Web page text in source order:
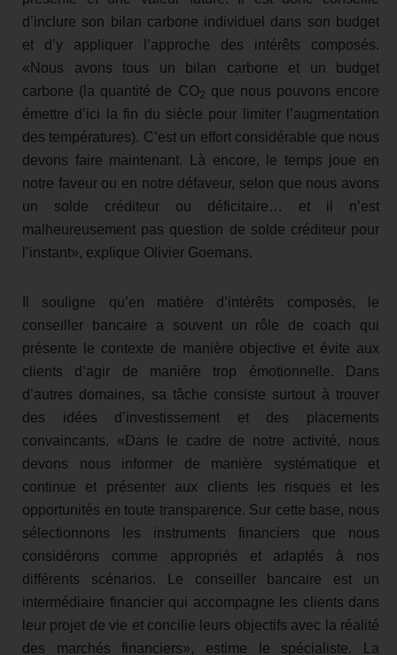
d’inclure son bilan carbone individuel dans son budget
et d’y appliquer l’approche des intérêts composés.
«Nous avons tous un bilan carbone et un budget
carbone (la quantité de CO2 que nous pouvons encore
émettre d’ici la fin du siècle pour limiter l’augmentation
des températures). C’est un effort considérable que nous
devons faire maintenant. Là encore, le temps joue en
notre faveur ou en notre défaveur, selon que nous avons
un solde créditeur ou déficitaire… et il n’est
malheureusement pas question de solde créditeur pour
l’instant», explique Olivier Goemans.
Il souligne qu’en matière d’intérêts composés, le
conseiller bancaire a souvent un rôle de coach qui
présente le contexte de manière objective et évite aux
clients d’agir de manière trop émotionnelle. Dans
d’autres domaines, sa tâche consiste surtout à trouver
des idées d’investissement et des placements
convaincants. «Dans le cadre de notre activité, nous
devons nous informer de manière systématique et
continue et présenter aux clients les risques et les
opportunités en toute transparence. Sur cette base, nous
sélectionnons les instruments financiers que nous
considérons comme appropriés et adaptés à nos
différents scénarios. Le conseiller bancaire est un
intermédiaire financier qui accompagne les clients dans
leur projet de vie et concilie leurs objectifs avec la réalité
des marchés financiers», estime le spécialiste. La